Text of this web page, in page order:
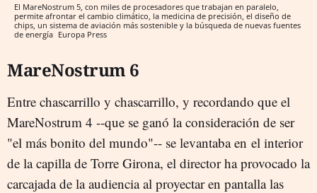
El MareNostrum 5, con miles de procesadores que trabajan en paralelo,
permite afrontar el cambio climático, la medicina de precisión, el diseño de
chips, un sistema de aviación más sostenible y la búsqueda de nuevas fuentes
de energía Europa Press
MareNostrum 6
Entre chascarrillo y chascarrillo, y recordando que el
MareNostrum 4 --que se ganó la consideración de ser
"el más bonito del mundo"-- se levantaba en el interior
de la capilla de Torre Girona, el director ha provocado la
carcajada de la audiencia al proyectar en pantalla las